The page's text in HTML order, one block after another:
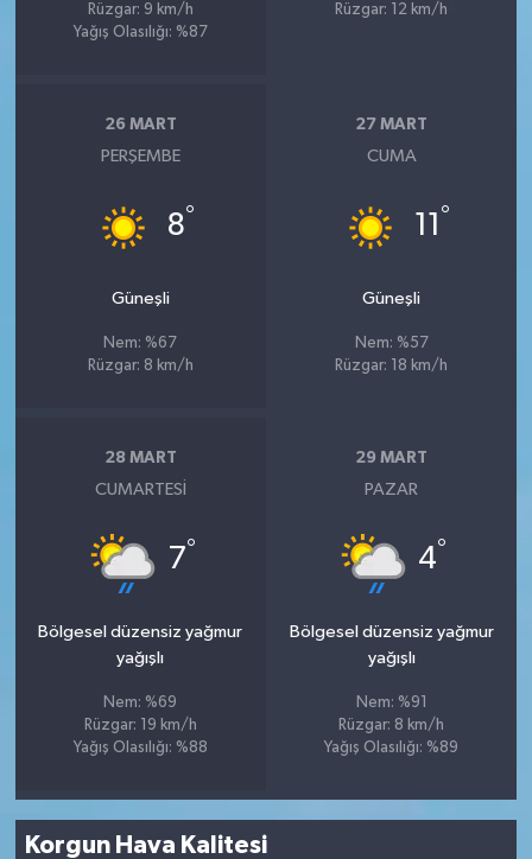
Rüzgar: 9 km/h
Yağış Olasılığı: %87
Rüzgar: 12 km/h
26 MART
PERŞEMBE
8°
Güneşli
Nem: %67
Rüzgar: 8 km/h
27 MART
CUMA
11 °
Güneşli
Nem: %57
Rüzgar: 18 km/h
28 MART
CUMARTESI
7°
Bölgesel düzensiz yağmur
yağışlı
Nem: %69
Rüzgar: 19 km/h
Yağış Olasılığı: %88
29 MART
PAZAR
4°
Bölgesel düzensiz yağmur
yağışlı
Nem: %91
Rüzgar: 8 km/h
Yağış Olasılığı: %89
Korgun Hava Kalitesi